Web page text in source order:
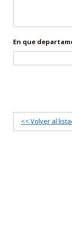
En que
<< Volver al